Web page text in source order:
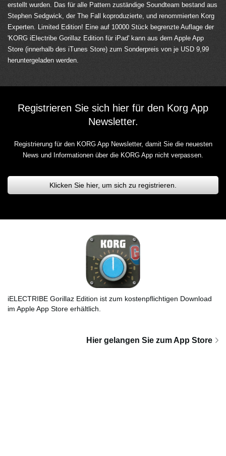
erstellt wurden. Das für alle Pattern zuständige Soundteam bestand aus
Stephen Sedgwick, der The Fall koproduzierte, und renommierten Korg
Experten. Limited Edition! Eine auf 10000 Stück begrenzte Auflage der
'KORG iElectribe Gorillaz Edition für iPad' kann aus dem Apple App
Store (innerhalb des iTunes Store) zum Sonderpreis von je USD 9,99
heruntergeladen werden.
Registrieren Sie sich hier für den Korg App
Newsletter.
Registrierung für den KORG App Newsletter, damit Sie die neuesten
News und Informationen über die KORG App nicht verpassen.
Klicken Sie hier, um sich zu registrieren.
iELECTRIBE Gorillaz Edition ist zum kostenpflichtigen Download
im Apple App Store erhältlich.
Hier gelangen Sie zum App Store